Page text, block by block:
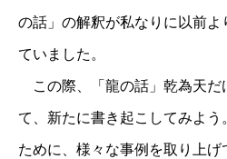
の話」の解釈が私なりに以前よ
ていました。
この際、「龍の話」乾為天
て、新たに書き起こしてみよう
ために、様々な事例を取り上げ